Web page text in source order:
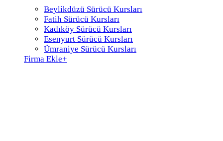
Beylikdüzü Sürücü Kursları
Fatih Sürücü Kursları
Kadıköy Sürücü Kursları
Esenyurt Sürücü Kursları
Ümraniye Sürücü Kursları
Firma Ekle+